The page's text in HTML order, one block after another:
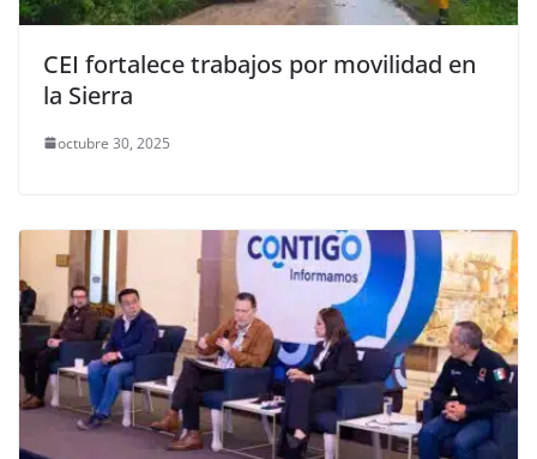
CEI fortalece trabajos por movilidad en
la Sierra
octubre 30, 2025